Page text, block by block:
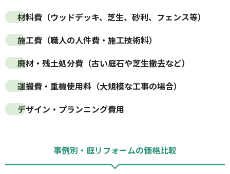
材料費（ウッドデッキ、芝生、砂利、フェンス等）
施工費（職人の人件費・施工技術料）
廃材・残土処分費（古い庭石や芝生撤去など）
運搬費・重機使用料（大規模な工事の場合）
デザイン・プランニング費用
事例別・庭リフォームの価格比較